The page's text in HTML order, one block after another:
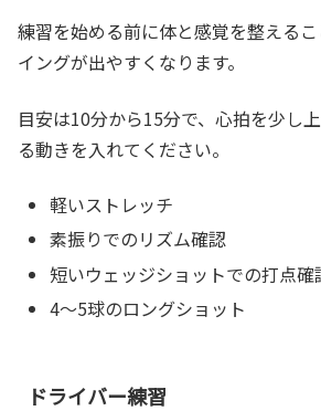
練習を始める前に体と感覚を整える
イングが出やすくなります。
目安は10分から15分で、心拍を少し
る動きを入れてください。
軽いストレッチ
素振りでのリズム確認
短いウェッジショットでの打点確
4～5球のロングショット
ドライバー練習